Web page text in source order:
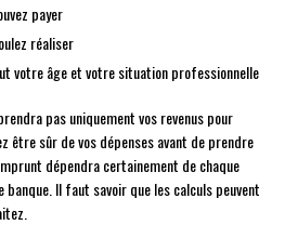
payer
réaliser
votre âge et votre situation professionnelle
pas uniquement vos revenus pour
être sûr de vos dépenses avant de prendre
dépendra certainement de chaque
Il faut savoir que les calculs peuvent